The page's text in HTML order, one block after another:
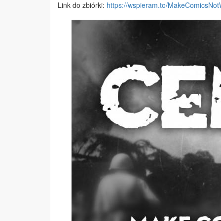
Link do zbiórki: https://wspieram.to/